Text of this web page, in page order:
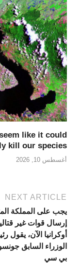
like it could
kill our species
أغسطس 10, 2026
NEXT ARTICLE
يجب على المملكة
إرسال قوات غير
أوكرانيا الآن، يقول
الوزراء السابق
بي سي